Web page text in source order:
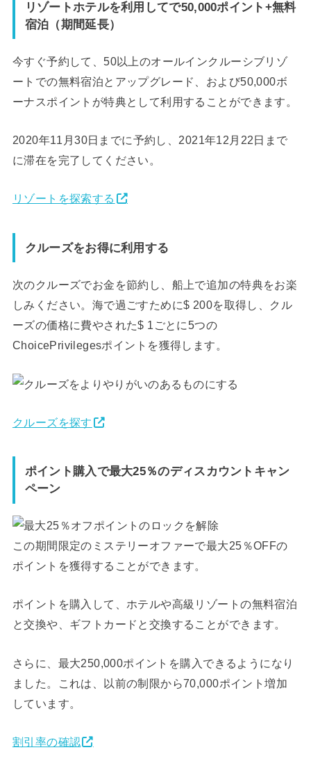
リゾートホテルを利用してで50,000ポイント+無料
宿泊（期間延長）
今すぐ予約して、50以上のオールインクルーシブリゾ
ートでの無料宿泊とアップグレード、および50,000ボ
ーナスポイントが特典として利用することができます。
2020年11月30日までに予約し、2021年12月22日まで
に滞在を完了してください。
リゾートを探索する
クルーズをお得に利用する
次のクルーズでお金を節約し、船上で追加の特典をお楽
しみください。海で過ごすために$ 200を取得し、クル
ーズの価格に費やされた$ 1ごとに5つの
ChoicePrivilegesポイントを獲得します。
クルーズを探す
ポイント購入で最大25％のディスカウントキャン
ペーン
この期間限定のミステリーオファーで最大25％OFFの
ポイントを獲得することができます。
ポイントを購入して、ホテルや高級リゾートの無料宿泊
と交換や、ギフトカードと交換することができます。
さらに、最大250,000ポイントを購入できるようになり
ました。これは、以前の制限から70,000ポイント増加
しています。
割引率の確認